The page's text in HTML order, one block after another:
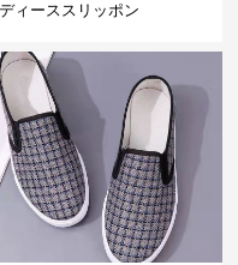
ィーススリッポン